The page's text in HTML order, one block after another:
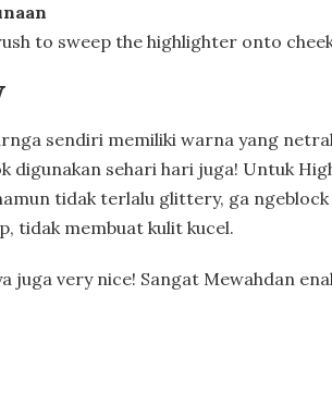
to sweep the highlighter onto
sendiri memiliki warna yang
digunakan sehari hari juga! Untuk
tidak terlalu glittery, ga
tidak membuat kulit kucel.
juga very nice! Sangat Mewahdan